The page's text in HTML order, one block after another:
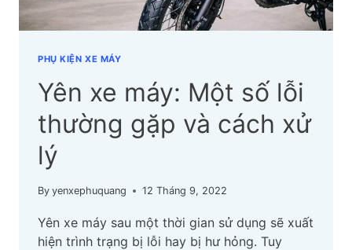
PHỤ KIỆN XE MÁY
Yên xe máy: Một số lỗi
thường gặp và cách xử
lý
By yenxephuquang 12 Tháng 9, 2022
Yên xe máy sau một thời gian sử dụng sẽ xuất
hiện trình trạng bị lỗi hay bị hư hỏng. Tuy